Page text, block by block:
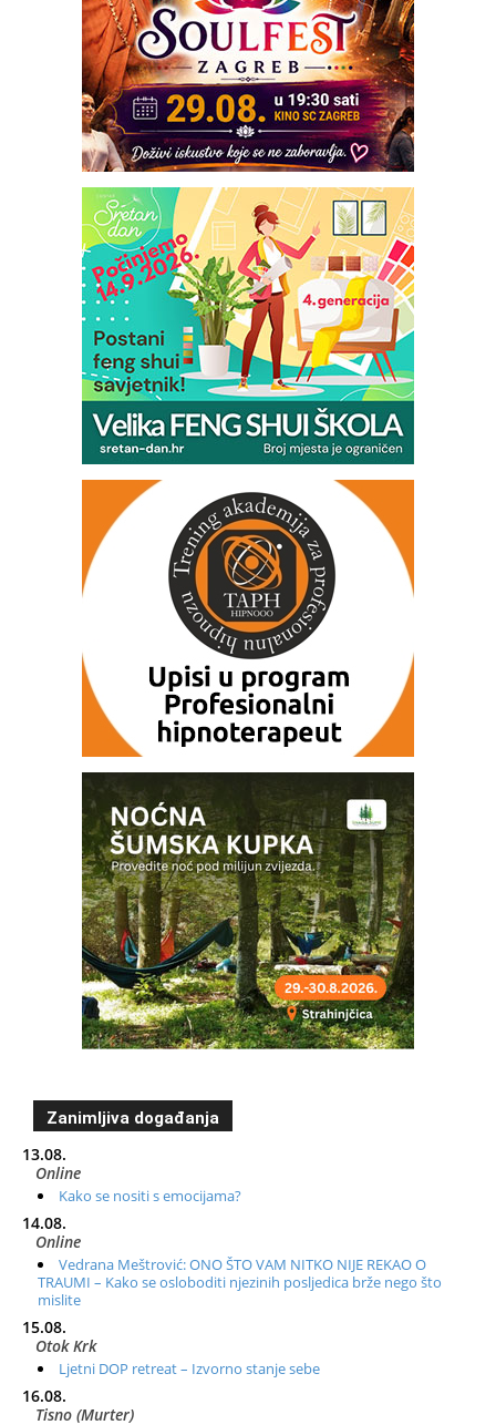
Zanimljiva događanja
13.08.
Online
Kako se nositi s emocijama?
14.08.
Online
Vedrana Meštrović: ONO ŠTO VAM NITKO NIJE REKAO O
TRAUMI – Kako se osloboditi njezinih posljedica brže nego što
mislite
15.08.
Otok Krk
Ljetni DOP retreat – Izvorno stanje sebe
16.08.
Tisno (Murter)